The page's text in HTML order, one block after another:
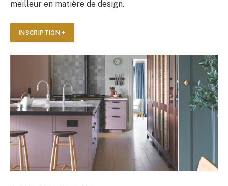
meilleur en matière de design.
INSCRIPTION +